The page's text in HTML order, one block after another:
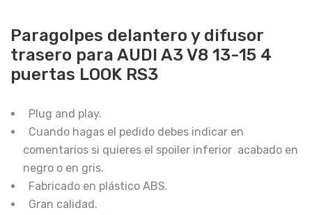
Paragolpes delantero y difusor
trasero para AUDI A3 V8 13-15 4
puertas LOOK RS3
Plug and play.
Cuando hagas el pedido debes indicar en
comentarios si quieres el spoiler inferior acabado en
negro o en gris.
Fabricado en plástico ABS.
Gran calidad.